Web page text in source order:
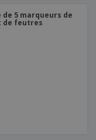
de 5 marqueurs de
de feutres